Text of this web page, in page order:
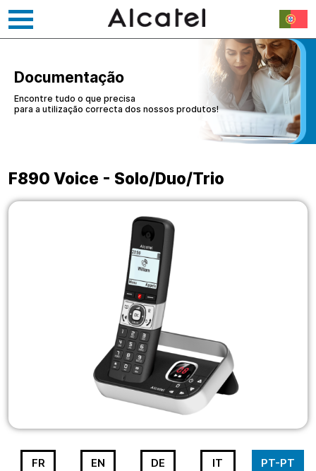
Documentação
Encontre tudo o que precisa
para a utilização correcta dos nossos produtos!
F890 Voice - Solo/Duo/Trio
FR EN DE IT PT-PT